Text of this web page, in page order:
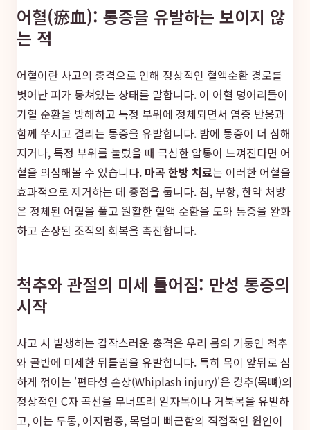
어혈(瘀血): 통증을 유발하는 보이지 않
는 적
어혈이란 사고의 충격으로 인해 정상적인 혈액순환 경로를
벗어난 피가 뭉쳐있는 상태를 말합니다. 이 어혈 덩어리들이
기혈 순환을 방해하고 특정 부위에 정체되면서 염증 반응과
함께 쑤시고 결리는 통증을 유발합니다. 밤에 통증이 더 심해
지거나, 특정 부위를 눌렀을 때 극심한 압통이 느껴진다면 어
혈을 의심해볼 수 있습니다. 마곡 한방 치료는 이러한 어혈을
효과적으로 제거하는 데 중점을 둡니다. 침, 부항, 한약 처방
은 정체된 어혈을 풀고 원활한 혈액 순환을 도와 통증을 완화
하고 손상된 조직의 회복을 촉진합니다.
척추와 관절의 미세 틀어짐: 만성 통증의
시작
사고 시 발생하는 갑작스러운 충격은 우리 몸의 기둥인 척추
와 골반에 미세한 뒤틀림을 유발합니다. 특히 목이 앞뒤로 심
하게 꺾이는 '편타성 손상(Whiplash injury)'은 경추(목뼈)의
정상적인 C자 곡선을 무너뜨려 일자목이나 거북목을 유발하
고, 이는 두통, 어지럼증, 목덜미 뻐근함의 직접적인 원인이